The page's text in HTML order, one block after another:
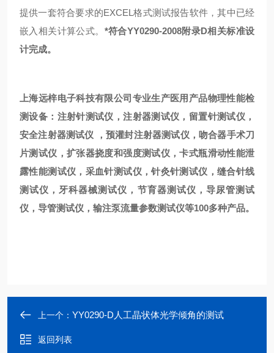
提供一套符合要求的EXCEL格式测试报告软件，其中已经
嵌入相关计算公式。 *符合YY0290-2008附录D相关标准设
计完成。
上海远梓电子科技有限公司专业生产医用产品物理性能检
测设备：注射针测试仪，注射器测试仪，留置针测试仪，
安全注射器测试仪 ，预灌封注射器测试仪，吻合器手术刀
片测试仪，扩张器挠度和强度测试仪，卡式瓶滑动性能泄
露性能测试仪，采血针测试仪，针灸针测试仪，缝合针线
测试仪，牙科器械测试仪，节育器测试仪，导尿管测试
仪，导管测试仪，输注泵流量参数测试仪等100多种产品。
上一个： YY0290-D人工晶状体光学倾角的测试
返回列表